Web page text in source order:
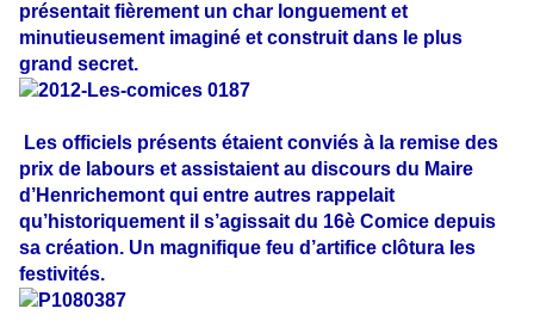
présentait fièrement un char longuement et
minutieusement imaginé et construit dans le plus
grand secret.
Les officiels présents étaient conviés à la remise des
prix de labours et assistaient au discours du Maire
d’Henrichemont qui entre autres rappelait
qu’historiquement il s’agissait du 16è Comice depuis
sa création. Un magnifique feu d’artifice clôtura les
festivités.